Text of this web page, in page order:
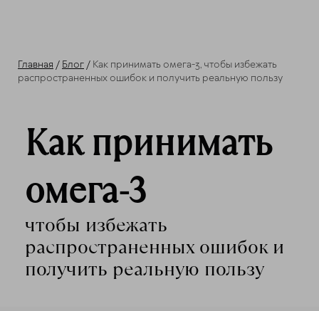
Главная / Блог / Как принимать омега-3, чтобы избежать
распространенных ошибок и получить реальную пользу
Как принимать
омега-3
чтобы избежать
распространенных ошибок и
получить реальную пользу